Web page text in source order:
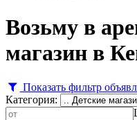
Возьму в
магазин в
Показать фильтр
Категория: